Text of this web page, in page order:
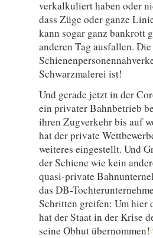
verkalkuliert haben oder
dass Züge oder ganze
kann sogar ganz bankrott
anderen Tag ausfallen.
Schwarzmalerei ist!
Und gerade jetzt in der
ein privater Bahnbetrieb
ihren Zugverkehr bis auf
hat der private
weiteres eingestellt. Und
der Schiene wie kein
quasi-private
das DB-
Schritten greifen: Um hier
hat der Staat in der Krise
seine Obhut übernommen!